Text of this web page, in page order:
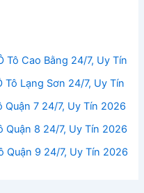
Tô Cao Bằng 24/7, Uy Tín
Tô Lạng Sơn 24/7, Uy Tín
Quận 7 24/7, Uy Tín 2026
Quận 8 24/7, Uy Tín 2026
Quận 9 24/7, Uy Tín 2026